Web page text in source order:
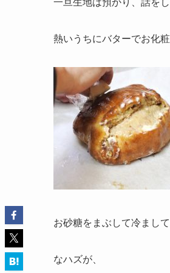
一旦生地は預かり、話を
熱いうちにバターでお化
お砂糖をまぶして冷まし
なハズが、